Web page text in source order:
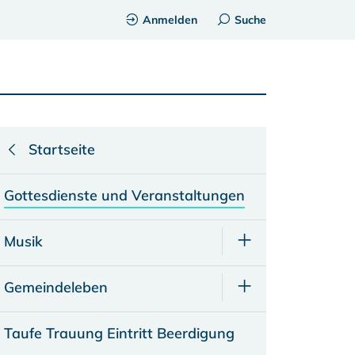
Anmelden Suche
Startseite
Gottesdienste und Veranstaltungen
Musik
Gemeindeleben
Taufe Trauung Eintritt Beerdigung